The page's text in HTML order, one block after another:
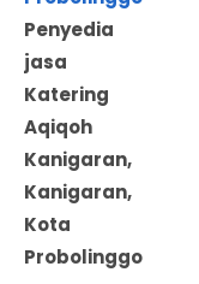
Penyedia
jasa
Katering
Aqiqoh
Kanigaran,
Kanigaran,
Kota
Probolinggo